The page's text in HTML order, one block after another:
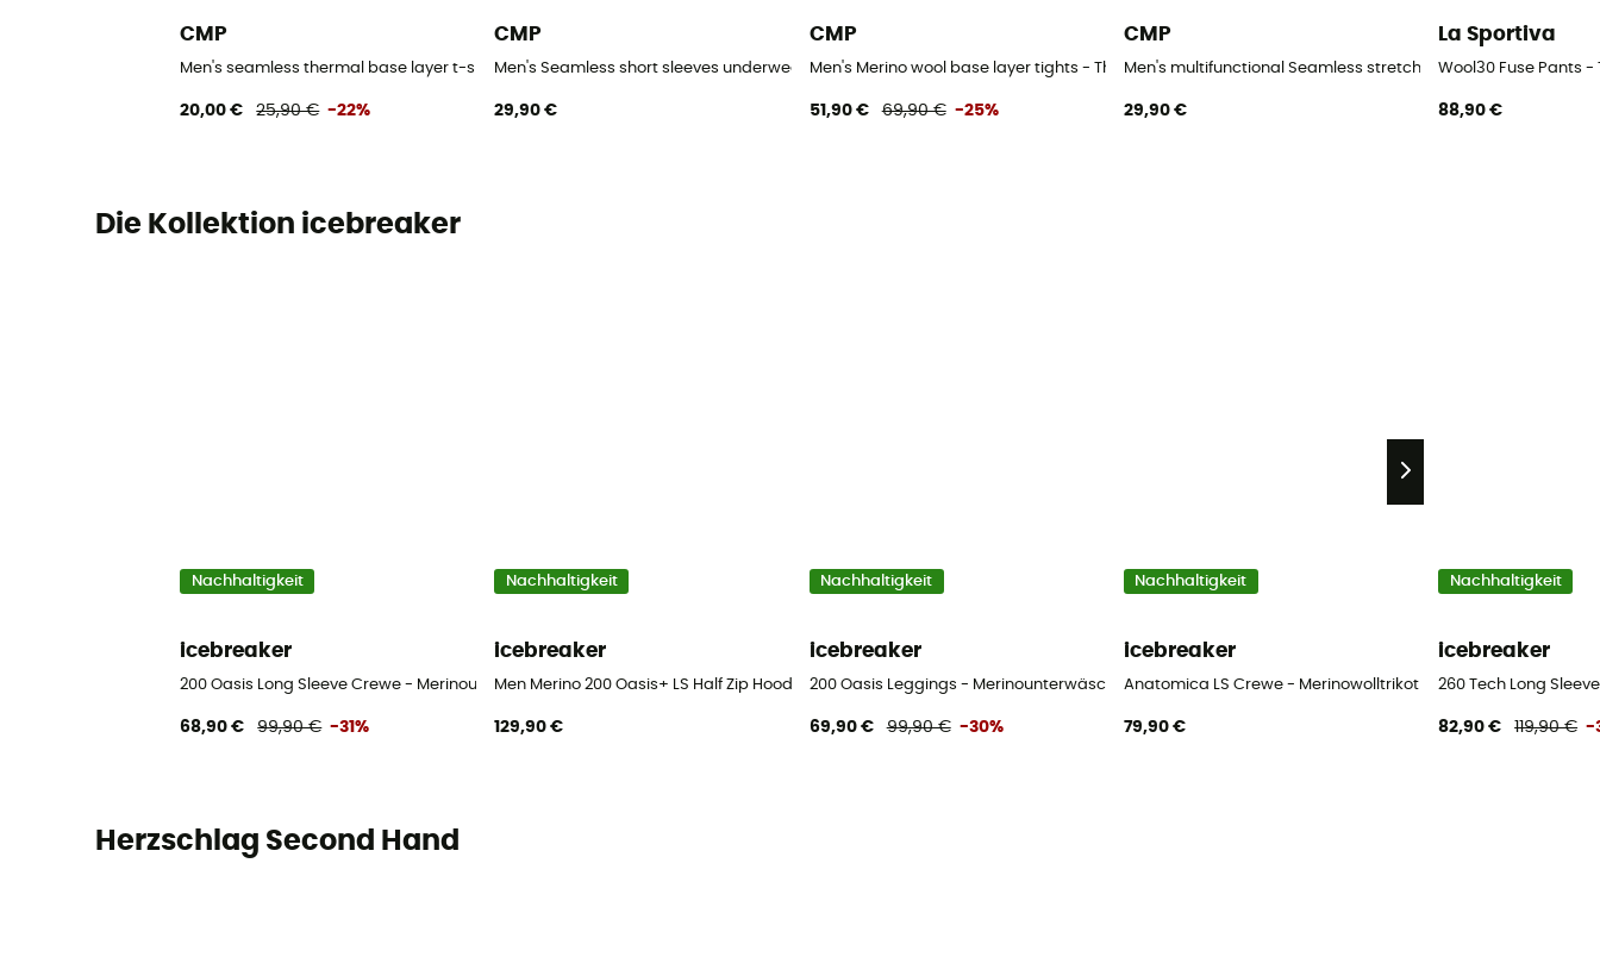
CMP
Men's seamless thermal base layer t-shirt - Thermounterwäsche - Herren
20,00 € 25,90 € -22%
CMP
Men's Seamless short sleeves underwear jersey - Thermounterwäsche - Herren
29,90 €
CMP
Men's Merino wool base layer tights - Thermounterwäsche - Herren
51,90 € 69,90 € -25%
CMP
Men's multifunctional Seamless stretch pants -
29,90 €
La Sportiva
Wool30 Fuse Pants
88,90 €
Die Kollektion icebreaker
Nachhaltigkeit
icebreaker
200 Oasis Long Sleeve Crewe - Merinounterwäsche - Herren
68,90 € 99,90 € -31%
Nachhaltigkeit
icebreaker
Men Merino 200 Oasis+ LS Half Zip Hoodie - Merinowolltrikot - Herren
129,90 €
Nachhaltigkeit
icebreaker
200 Oasis Leggings - Merinounterwäsche - Herren
69,90 € 99,90 € -30%
Nachhaltigkeit
icebreaker
Anatomica LS Crewe - Merinowolltrikot - Herren
79,90 €
Nachhaltigkeit
icebreaker
260 Tech Long
82,90 € 119,90 € -
Herzschlag Second Hand